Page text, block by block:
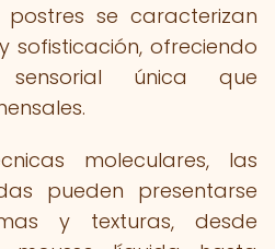
postres se caracterizan
sofisticación, ofreciendo
sensorial única que
moleculares, las
pueden presentarse
y texturas, desde